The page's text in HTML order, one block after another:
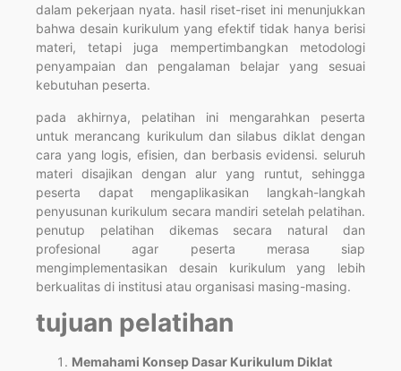
dalam pekerjaan nyata. hasil riset-riset ini menunjukkan
bahwa desain kurikulum yang efektif tidak hanya berisi
materi, tetapi juga mempertimbangkan metodologi
penyampaian dan pengalaman belajar yang sesuai
kebutuhan peserta.
pada akhirnya, pelatihan ini mengarahkan peserta
untuk merancang kurikulum dan silabus diklat dengan
cara yang logis, efisien, dan berbasis evidensi. seluruh
materi disajikan dengan alur yang runtut, sehingga
peserta dapat mengaplikasikan langkah-langkah
penyusunan kurikulum secara mandiri setelah pelatihan.
penutup pelatihan dikemas secara natural dan
profesional agar peserta merasa siap
mengimplementasikan desain kurikulum yang lebih
berkualitas di institusi atau organisasi masing-masing.
tujuan pelatihan
Memahami Konsep Dasar Kurikulum Diklat